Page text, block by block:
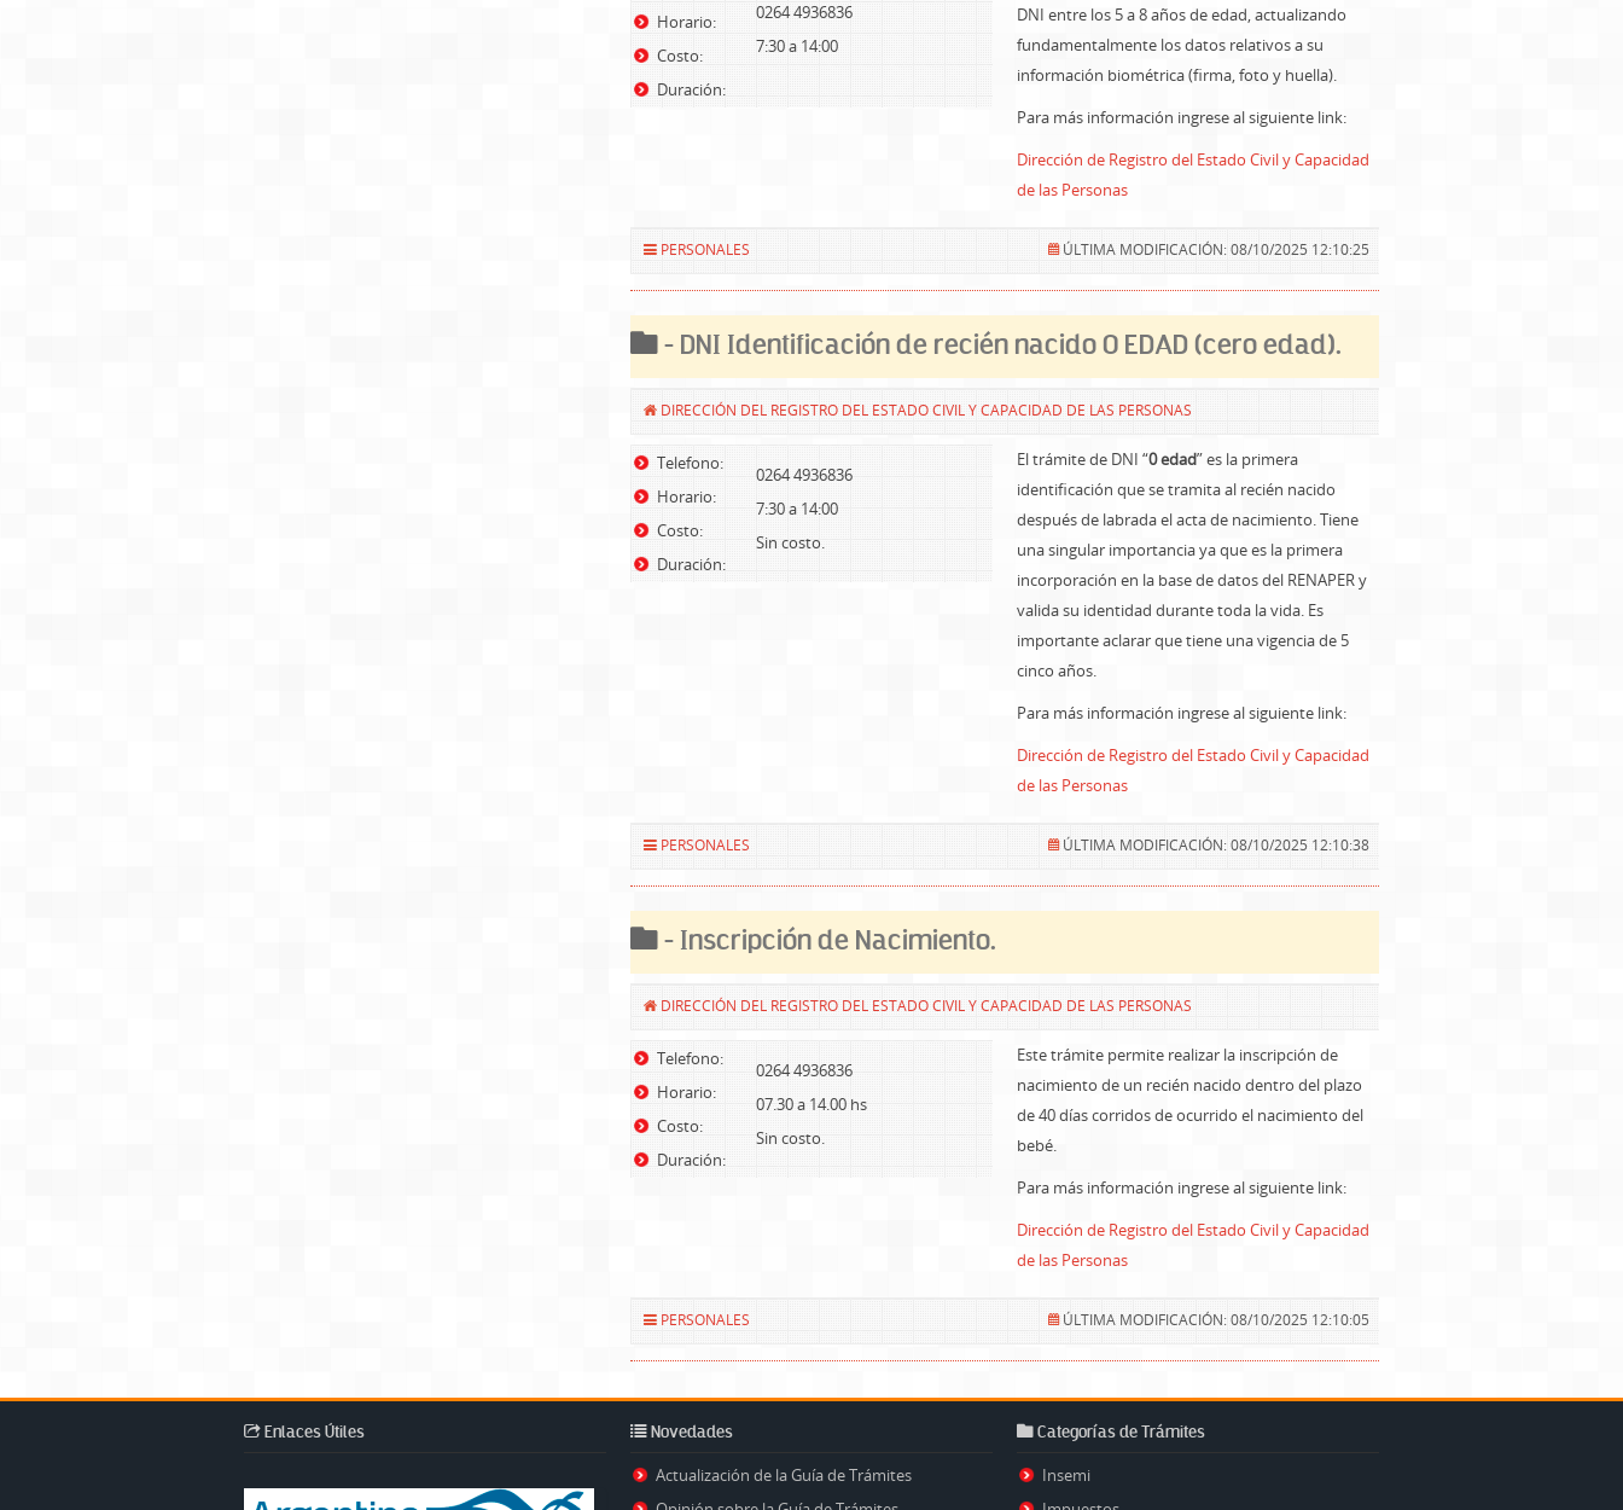
Horario:
Costo:
Duración:
0264 4936836
7:30 a 14:00
DNI entre los 5 a 8 años de edad, actualizando
fundamentalmente los datos relativos a su
información biométrica (firma, foto y huella).
Para más información ingrese al siguiente link:
Dirección de Registro del Estado Civil y Capacidad
de las Personas
PERSONALES ÚLTIMA MODIFICACIÓN: 08/10/2025 12:10:25
- DNI Identificación de recién nacido O EDAD (cero edad).
DIRECCIÓN DEL REGISTRO DEL ESTADO CIVIL Y CAPACIDAD DE LAS PERSONAS
Telefono:
Horario:
Costo:
Duración:
0264 4936836
7:30 a 14:00
Sin costo.
El trámite de DNI “0 edad” es la primera
identificación que se tramita al recién nacido
después de labrada el acta de nacimiento. Tiene
una singular importancia ya que es la primera
incorporación en la base de datos del RENAPER y
valida su identidad durante toda la vida. Es
importante aclarar que tiene una vigencia de 5
cinco años.
Para más información ingrese al siguiente link:
Dirección de Registro del Estado Civil y Capacidad
de las Personas
PERSONALES ÚLTIMA MODIFICACIÓN: 08/10/2025 12:10:38
- Inscripción de Nacimiento.
DIRECCIÓN DEL REGISTRO DEL ESTADO CIVIL Y CAPACIDAD DE LAS PERSONAS
Telefono:
Horario:
Costo:
Duración:
0264 4936836
07.30 a 14.00 hs
Sin costo.
Este trámite permite realizar la inscripción de
nacimiento de un recién nacido dentro del plazo
de 40 días corridos de ocurrido el nacimiento del
bebé.
Para más información ingrese al siguiente link:
Dirección de Registro del Estado Civil y Capacidad
de las Personas
PERSONALES ÚLTIMA MODIFICACIÓN: 08/10/2025 12:10:05
Enlaces Útiles
Novedades
Actualización de la Guía de Trámites
Categorías de Trámites
Insemi